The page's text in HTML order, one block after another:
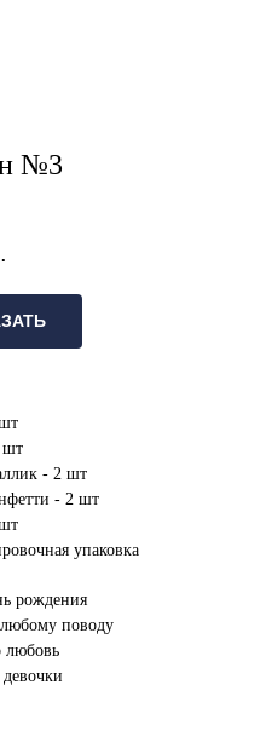
№3
шт
- 2 шт
- 2 шт
упаковка
рождения
поводу
любовь